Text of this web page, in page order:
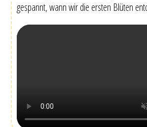
gespannt, wann wir die ersten Blüten